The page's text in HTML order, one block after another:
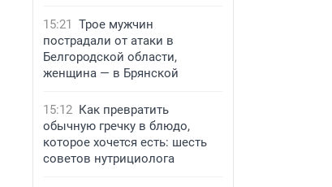
15:21 Трое мужчин
пострадали от атаки в
Белгородской области,
женщина — в Брянской
15:12 Как превратить
обычную гречку в блюдо,
которое хочется есть: шесть
советов нутрициолога